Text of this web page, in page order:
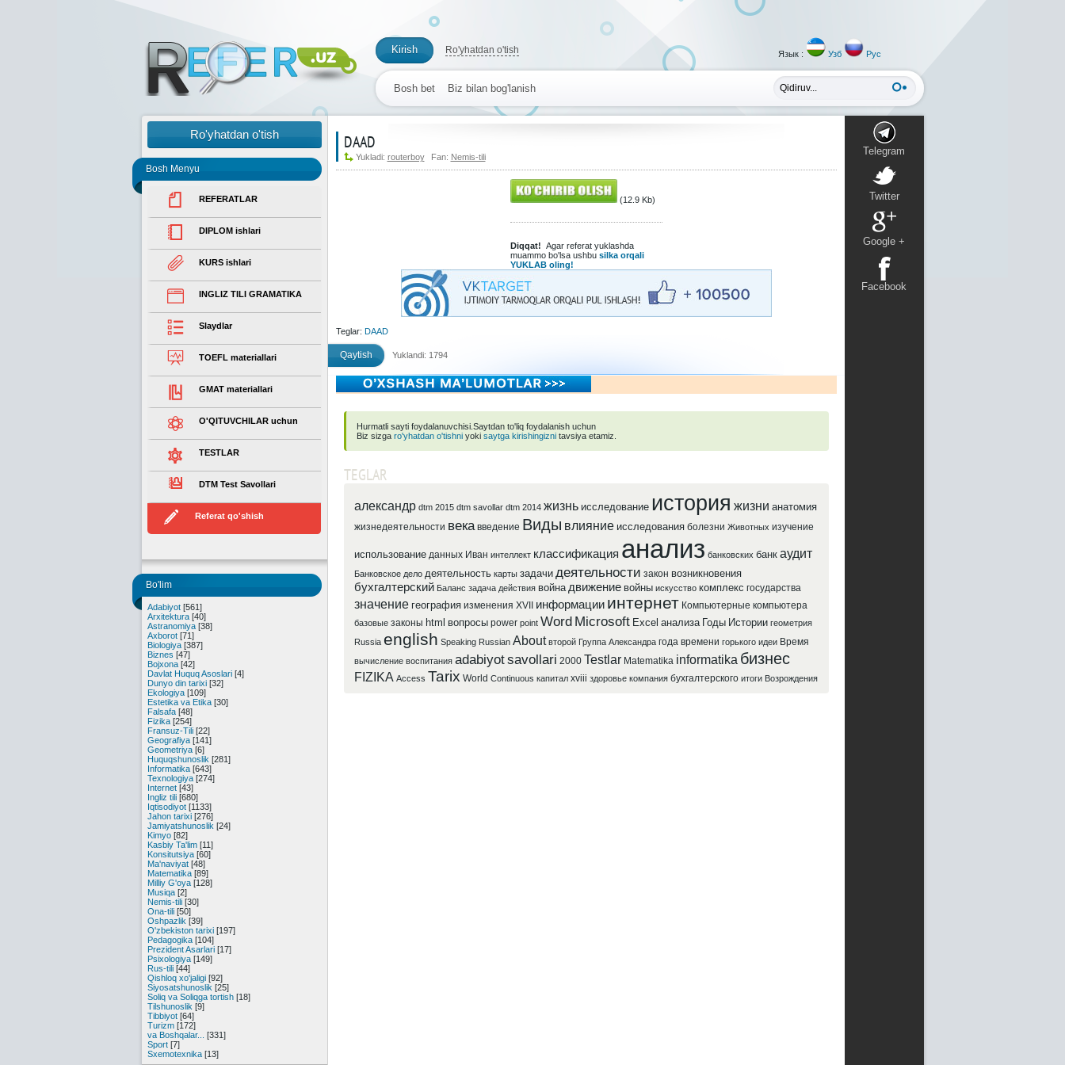
Kirish Ro'yhatdan o'tish Язык : Узб Рус
Bosh bet Biz bilan bog'lanish
Ro'yhatdan o'tish
Bosh Menyu
REFERATLAR
DIPLOM ishlari
KURS ishlari
INGLIZ TILI GRAMATIKA
Slaydlar
TOEFL materiallari
GMAT materiallari
O'QITUVCHILAR uchun
TESTLAR
DTM Test Savollari
Referat qo'shish
Bo'lim
Adabiyot [561]
Arxitektura [40]
Astranomiya [38]
Axborot [71]
Biologiya [387]
Biznes [47]
Bojxona [42]
Davlat Huquq Asoslari [4]
Dunyo din tarixi [32]
Ekologiya [109]
Estetika va Etika [30]
Falsafa [48]
Fizika [254]
Fransuz-Tili [22]
Geografiya [141]
Geometriya [6]
Huquqshunoslik [281]
Informatika [643]
Texnologiya [274]
Internet [43]
Ingliz tili [680]
Iqtisodiyot [1133]
Jahon tarixi [276]
Jamiyatshunoslik [24]
Kimyo [82]
Kasbiy Ta'lim [11]
Konsitutsiya [60]
Ma'naviyat [48]
Matematika [89]
Milliy G'oya [128]
Musiqa [2]
Nemis-tili [30]
Ona-tili [50]
Oshpazlik [39]
O'zbekiston tarixi [197]
Pedagogika [104]
Prezident Asarlari [17]
Psixologiya [149]
Rus-tili [44]
Qishloq xo'jaligi [92]
Siyosatshunoslik [25]
Soliq va Soliqga tortish [18]
Tilshunoslik [9]
Tibbiyot [64]
Turizm [172]
va Boshqalar...
[331]
Sport [7]
Sxemotexnika [13]
Telegram
Twitter
Google +
Facebook
DAAD
Yukladi: routerboy Fan: Nemis-tili
(12.9 Kb)
Diqqat! Agar referat yuklashda
muammo bo'lsa ushbu silka orqali
YUKLAB oling!
Teglar: DAAD
Qaytish Yuklandi: 1794
Hurmatli sayti foydalanuvchisi.Saytdan to'liq foydalanish uchun
Biz sizga ro'yhatdan o'tishniyoki saytga kirishingiznitavsiya etamiz.
TEGLAR
александр dtm 2015 dtm savollar dtm 2014 жизнь исследование история жизни анатомия
жизнедеятельности века введение Виды влияние исследования болезни Животных изучение
использование данных Иван интеллект классификация анализ банковских банк аудит
Банковское дело деятельность карты задачи деятельности закон возникновения
бухгалтерский Баланс задача действия война движение войны искусство комплекс государства
значение география изменения XVII информации интернет Компьютерные компьютера
базовые законы html вопросы power point Word Microsoft Excel анализа Годы Истории геометрия
Russia english Speaking Russian About второй Группа Александра года времени горького идеи Время
вычисление воспитания adabiyotsavollari 2000 Testlar Matematika informatika бизнес
FIZIKA Access Tarix World Continuous капитал xviii здоровье компания бухгалтерского итоги Возрождения